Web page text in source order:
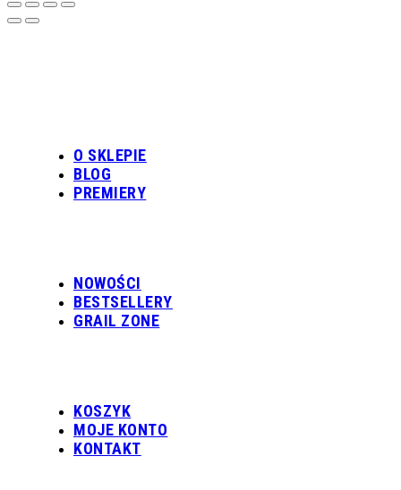
O SKLEPIE
BLOG
PREMIERY
NOWOŚCI
BESTSELLERY
GRAIL ZONE
KOSZYK
MOJE KONTO
KONTAKT